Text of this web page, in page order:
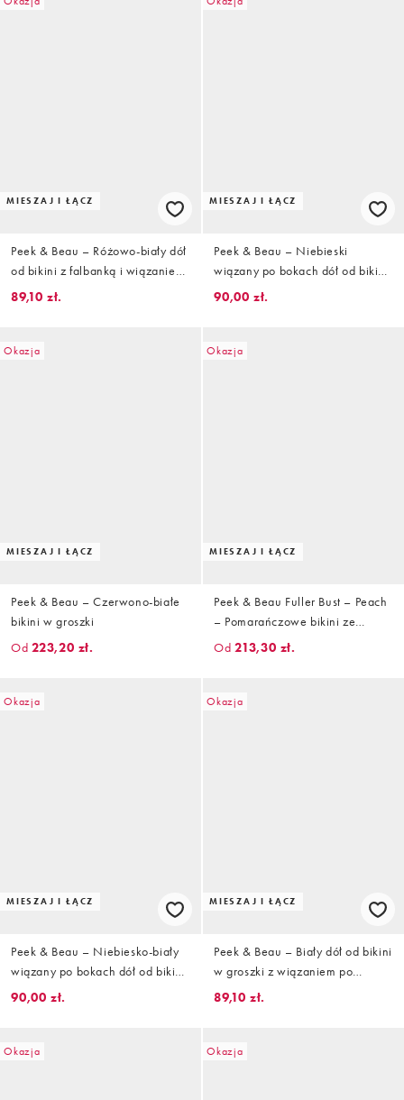
MIESZAJ I ŁĄCZ
Peek & Beau – Różowo-biały dół
od bikini z falbanką i wiązaniem
po bokach
89,10 zł.
MIESZAJ I ŁĄCZ
Peek & Beau – Niebieski
wiązany po bokach dół od bikini
w drobny kwiatowy wzór z
90,00 zł.
Okazja
MIESZAJ I ŁĄCZ
Peek & Beau – Czerwono-białe
bikini w groszki
Od 223,20 zł.
Okazja
MIESZAJ I ŁĄCZ
Peek & Beau Fuller Bust – Peach
– Pomarańczowe bikini ze
wzorem w kratkę vichy
Od 213,30 zł.
Okazja
MIESZAJ I ŁĄCZ
Peek & Beau – Niebiesko-biały
wiązany po bokach dół od bikini
w groszki z kontrastową
90,00 zł.
Okazja
MIESZAJ I ŁĄCZ
Peek & Beau – Biały dół od bikini
w groszki z wiązaniem po
bokach
89,10 zł.
Okazja Okazja